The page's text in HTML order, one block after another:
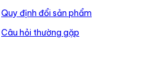
Quy định đổi sản phẩm
Câu hỏi thường gặp